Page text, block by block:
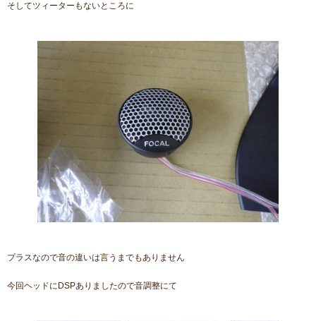
そしてツィーターもないところに
プラスなので音の違いは言うまでもありません
今回ヘッドにDSPありましたので音調整にて